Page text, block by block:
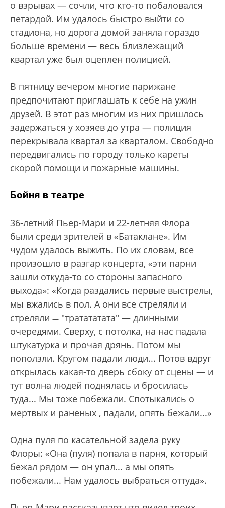
о взрывах — сочли, что кто-то побаловался
петардой. Им удалось быстро выйти со
стадиона, но дорога домой заняла гораздо
больше времени — весь близлежащий
квартал уже был оцеплен полицией.
В пятницу вечером многие парижане
предпочитают приглашать к себе на ужин
друзей. В этот раз многим из них пришлось
задержаться у хозяев до утра — полиция
перекрывала квартал за кварталом. Свободно
передвигались по городу только кареты
скорой помощи и пожарные машины.
Бойня в театре
36-летний Пьер-Мари и 22-летняя Флора
были среди зрителей в «Батаклане». Им
чудом удалось выжить. По их словам, все
произошло в разгар концерта, «эти парни
зашли откуда-то со стороны запасного
выхода»: «Когда раздались первые выстрелы,
мы вжались в пол. А они все стреляли и
стреляли — "тратататата" — длинными
очередями. Сверху, с потолка, на нас падала
штукатурка и прочая дрянь. Потом мы
поползли. Кругом падали люди... Потов вдруг
открылась какая-то дверь сбоку от сцены — и
тут волна людей поднялась и бросилась
туда... Мы тоже побежали. Спотыкались о
мертвых и раненых , падали, опять бежали...»
Одна пуля по касательной задела руку
Флоры: «Она (пуля) попала в парня, который
бежал рядом — он упал... а мы опять
побежали... Нам удалось выбраться оттуда».